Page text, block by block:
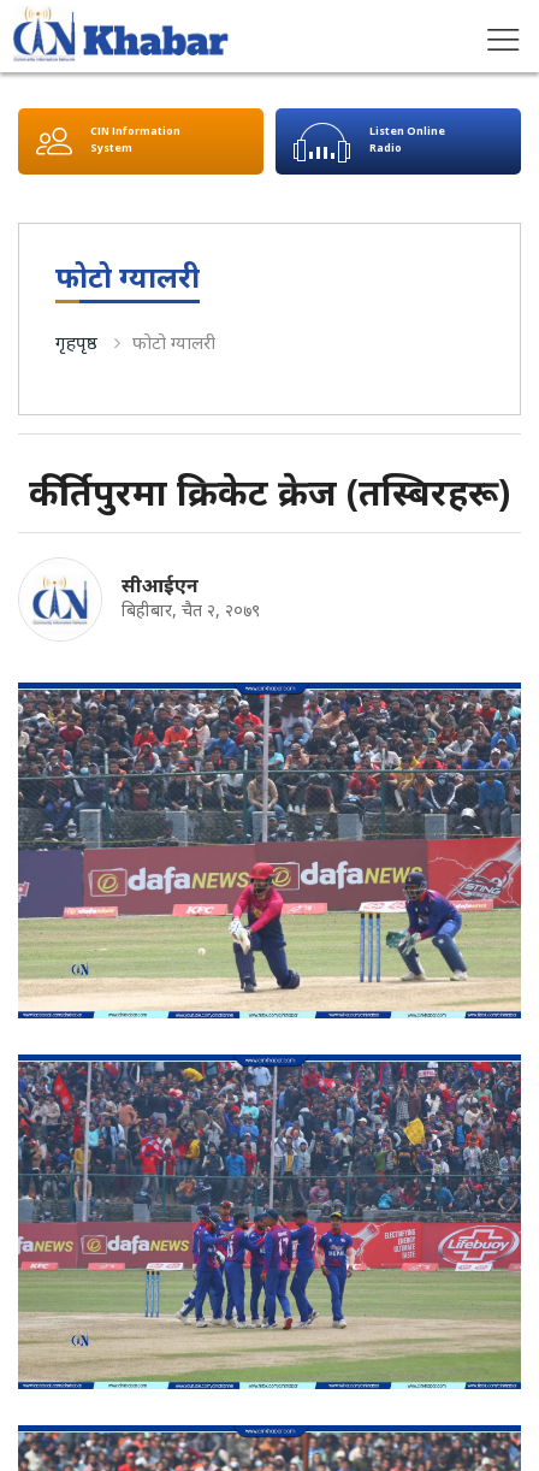
CIN Information
System
Listen Online
Radio
फोटो ग्यालरी
गृहपृष्ठ फोटो ग्यालरी
कीर्तिपुरमा क्रिकेट क्रेज (तस्बिरहरू)
सीआईएन
बिहीबार, चैत २, २०७९